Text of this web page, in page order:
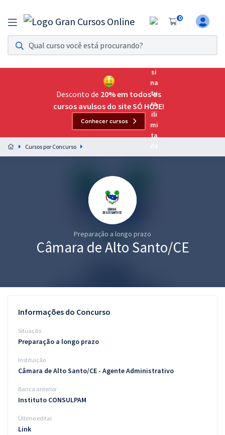
0
Assinatura Ilimitada 11
Acesso a todos os cursos. Teste grátis por 7 dias!
Assinatura OAB Até Passar
Acesso ilimitado a toda preparação para o Exame da
Preparação completa e intensiva para as principais
residências em saúde do Brasil
Graduação
Questões grátis
Blog
Aprovados
Atendimento
Desconto de 20% em todos os
cursos avulsos do site SÓ HOJE!
Conhecer cursos
Cursos por Concurso
Preparação a longo prazo
Câmara de Alto Santo/CE
Informações do Concurso
Situação
Preparação a longo prazo
Instituição
Câmara de Alto Santo/CE - Agente Administrativo
Banca anterior
Instituto CONSULPAM
Último edital
Link